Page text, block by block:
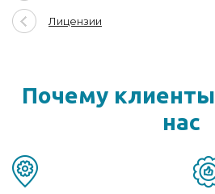
Лицензии
Почему клиенты
нас